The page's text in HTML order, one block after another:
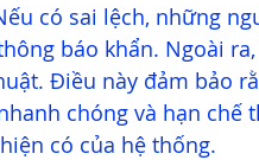
có sai lệch, những
báo khẩn. Ngoài
Điều này đảm bảo
chóng và hạn chế
có của hệ thống.